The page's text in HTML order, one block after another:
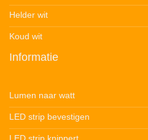
Helder wit
Koud wit
Informatie
Lumen naar watt
LED strip bevestigen